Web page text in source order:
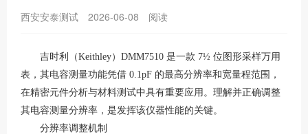
西安安泰测试 2026-06-08 阅读
吉时利（Keithley）DMM7510 是一款 7½ 位图形采样万用
表，其电容测量功能凭借 0.1pF 的最高分辨率和宽量程范围，
在精密元件分析与材料测试中具有重要应用 。理解并正确调整
其电容测量分辨率，是发挥该仪器性能的关键。
分辨率调整机制